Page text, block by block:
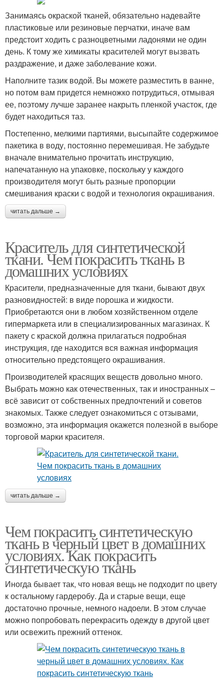
Занимаясь окраской тканей, обязательно надевайте
пластиковые или резиновые перчатки, иначе вам
предстоит ходить с разноцветными ладонями не один
день. К тому же химикаты красителей могут вызвать
раздражение, и даже заболевание кожи.
Наполните тазик водой. Вы можете разместить в ванне,
но потом вам придется немножко потрудиться, отмывая
ее, поэтому лучше заранее накрыть пленкой участок, где
будет находиться таз.
Постепенно, мелкими партиями, высыпайте содержимое
пакетика в воду, постоянно перемешивая. Не забудьте
вначале внимательно прочитать инструкцию,
напечатанную на упаковке, поскольку у каждого
производителя могут быть разные пропорции
смешивания краски с водой и технология окрашивания.
читать дальше →
Краситель для синтетической
ткани. Чем покрасить ткань в
домашних условиях
Красители, предназначенные для ткани, бывают двух
разновидностей: в виде порошка и жидкости.
Приобретаются они в любом хозяйственном отделе
гипермаркета или в специализированных магазинах. К
пакету с краской должна прилагаться подробная
инструкция, где находится вся важная информация
относительно предстоящего окрашивания.
Производителей красящих веществ довольно много.
Выбрать можно как отечественных, так и иностранных –
всё зависит от собственных предпочтений и советов
знакомых. Также следует ознакомиться с отзывами,
возможно, эта информация окажется полезной в выборе
торговой марки красителя.
читать дальше →
Чем покрасить синтетическую
ткань в черный цвет в домашних
условиях. Как покрасить
синтетическую ткань
Иногда бывает так, что новая вещь не подходит по цвету
к остальному гардеробу. Да и старые вещи, еще
достаточно прочные, немного надоели. В этом случае
можно попробовать перекрасить одежду в другой цвет
или освежить прежний оттенок.